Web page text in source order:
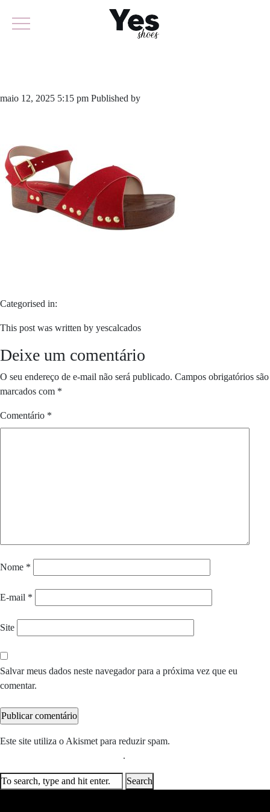
maio 12, 2025 5:15 pm Published by
Categorised in:
This post was written by yescalcados
Deixe um comentário
O seu endereço de e-mail não será publicado. Campos obrigatórios são
marcados com *
Comentário *
Nome *
E-mail *
Site
Salvar meus dados neste navegador para a próxima vez que eu
comentar.
Este site utiliza o Akismet para reduzir spam.
.
Search